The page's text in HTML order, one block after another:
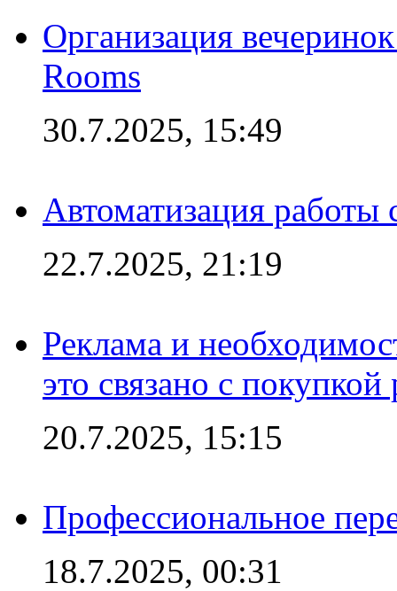
Организация
Rooms
30.7.2025, 15:49
Автоматизация работы
22.7.2025, 21:19
Реклама и
это связано с покупкой
20.7.2025, 15:15
Профессиональное
18.7.2025, 00:31